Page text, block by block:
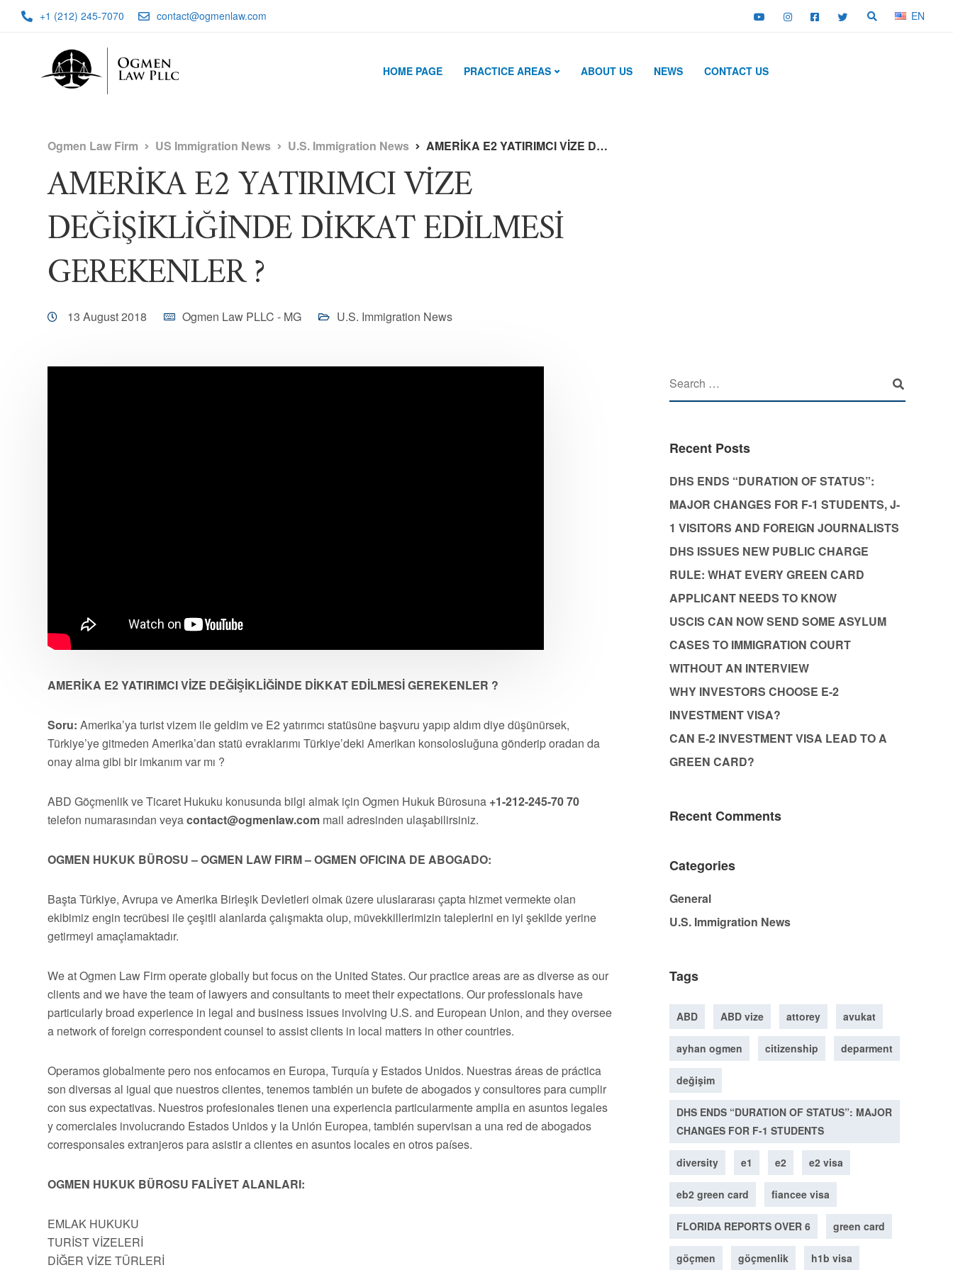
+1 (212) 245-7070 contact@ogmenlaw.com EN
HOME PAGE PRACTICE AREAS ABOUT US NEWS CONTACT US
Ogmen Law Firm US Immigration News U.S. Immigration News AMERİKA E2 YATIRIMCI VİZE DEĞİŞİKLİĞİNDE DİKKAT EDİLMESİ GEREKENLER ?
AMERİKA E2 YATIRIMCI VİZE
DEĞİŞİKLİĞİNDE DİKKAT EDİLMESİ
GEREKENLER ?
13 August 2018 Ogmen Law PLLC - MG U.S. Immigration News
AMERİKA E2 YATIRIMCI VİZE DEĞİŞİKLİĞİNDE DİKKAT EDİLMESİ GEREKENLER ?
Soru: Amerika’ya turist vizem ile geldim ve E2 yatırımcı statüsüne başvuru yapıp aldım diye düşünürsek,
Türkiye’ye gitmeden Amerika’dan statü evraklarımı Türkiye’deki Amerikan konsolosluğuna gönderip oradan da
onay alma gibi bir imkanım var mı ?
ABD Göçmenlik ve Ticaret Hukuku konusunda bilgi almak için Ogmen Hukuk Bürosuna +1-212-245-70 70
telefon numarasından veyacontact@ogmenlaw.com mail adresinden ulaşabilirsiniz.
OGMEN HUKUK BÜROSU – OGMEN LAW FIRM – OGMEN OFICINA DE ABOGADO:
Başta Türkiye, Avrupa ve Amerika Birleşik Devletleri olmak üzere uluslararası çapta hizmet vermekte olan
ekibimiz engin tecrübesi ile çeşitli alanlarda çalışmakta olup, müvekkillerimizin taleplerini en iyi şekilde yerine
getirmeyi amaçlamaktadır.
We at Ogmen Law Firm operate globally but focus on the United States. Our practice areas are as diverse as our
clients and we have the team of lawyers and consultants to meet their expectations. Our professionals have
particularly broad experience in legal and business issues involving U.S. and European Union, and they oversee
a network of foreign correspondent counsel to assist clients in local matters in other countries.
Operamos globalmente pero nos enfocamos en Europa, Turquía y Estados Unidos. Nuestras áreas de práctica
son diversas al igual que nuestros clientes, tenemos también un bufete de abogados y consultores para cumplir
con sus expectativas. Nuestros profesionales tienen una experiencia particularmente amplia en asuntos legales
y comerciales involucrando Estados Unidos y la Unión Europea, también supervisan a una red de abogados
corresponsales extranjeros para asistir a clientes en asuntos locales en otros países.
OGMEN HUKUK BÜROSU FALİYET ALANLARI:
EMLAK HUKUKU
TURİST VİZELERİ
DİĞER VİZE TÜRLERİ
Recent Posts
DHS ENDS “DURATION OF STATUS”:
MAJOR CHANGES FOR F-1 STUDENTS, J-
1 VISITORS AND FOREIGN JOURNALISTS
DHS ISSUES NEW PUBLIC CHARGE
RULE: WHAT EVERY GREEN CARD
APPLICANT NEEDS TO KNOW
USCIS CAN NOW SEND SOME ASYLUM
CASES TO IMMIGRATION COURT
WITHOUT AN INTERVIEW
WHY INVESTORS CHOOSE E-2
INVESTMENT VISA?
CAN E-2 INVESTMENT VISA LEAD TO A
GREEN CARD?
Recent Comments
Categories
General
U.S. Immigration News
Tags
ABD ABD vize attorey avukat
ayhan ogmen citizenship deparment
değişim
DHS ENDS “DURATION OF STATUS”: MAJOR
CHANGES FOR F-1 STUDENTS
diversity e1 e2 e2 visa
eb2 green card fiancee visa
FLORIDA REPORTS OVER 6 green card
göçmen göçmenlik h1b visa